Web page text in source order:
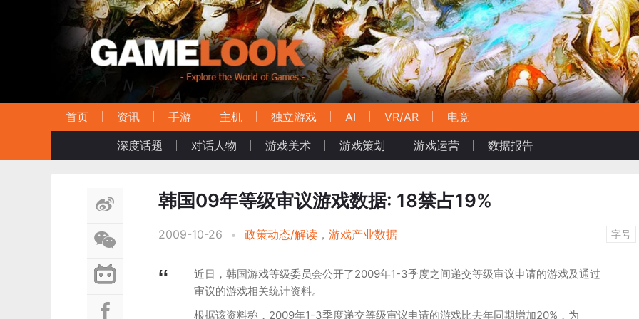
首页 资讯 手游 主机 独立游戏 AI VR/AR
电竞
深度话题
对话人物 游戏美术 游戏策划 游戏运营 数据报告
韩国09年等级审议游戏数据: 18禁占19%
2009-10-26 • 政策动态/解读 ， 游戏产业数据 字号
近日，韩国游戏等级委员会公开了2009年1-3季度之间递交等级审议申请的游戏及通过
审议的游戏相关统计资料。
根据该资料称，2009年1-3季度递交等级审议申请的游戏比去年同期增加20%，为